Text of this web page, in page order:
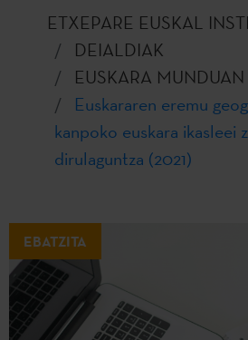
ETXEPARE EUSKAL
DEIALDIAK
EUSKARA MUNDUAN
Euskararen eremu
kanpoko euskara ikasleei
dirulaguntza (2021)
EBATZITA